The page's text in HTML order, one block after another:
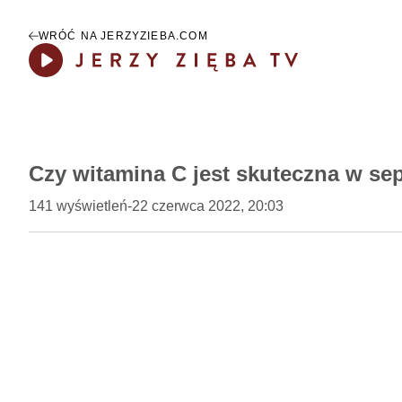
WRÓĆ NA JERZYZIEBA.COM
Czy witamina C jest skuteczna w
141 wyświetleń-22 czerwca 2022, 20:03